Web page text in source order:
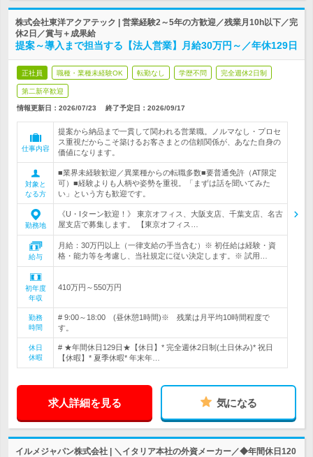
株式会社東洋アクアテック | 営業経験2～5年の方歓迎／残業月10h以下／完
休2日／賞与＋成果給
提案～導入まで担当する【法人営業】月給30万円～／年休129日
正社員 職種・業種未経験OK 転勤なし 学歴不問 完全週休2日制
第二新卒歓迎
情報更新日：2026/07/23 終了予定日： 2026/09/17
仕事内容
提案から納品まで一貫して関われる営業職。ノルマなし・プロセ
ス重視だからこそ築けるお客さまとの信頼関係が、あなた自身の
価値になります。
対象と
なる方
■業界未経験歓迎／異業種からの転職多数■要普通免許（AT限定
可）■経験よりも人柄や姿勢を重視。「まずは話を聞いてみた
い」という方も歓迎です。
勤務地
《U・Iターン歓迎！》 東京オフィス、大阪支店、千葉支店、名古
屋支店で募集します。 【東京オフィス…
給与
月給：30万円以上（一律支給の手当含む）※ 初任給は経験・資
格・能力等を考慮し、当社規定に従い決定します。※ 試用…
初年度
年収
410万円～550万円
勤務
時間
# 9:00～18:00 (昼休憩1時間)※ 残業は月平均10時間程度で
す。
休日
休暇
# ★年間休日129日★【休日】* 完全週休2日制(土日休み)* 祝日
【休暇】* 夏季休暇* 年末年…
求人詳細を見る 気になる
イルメジャパン株式会社 | ＼イタリア本社の外資メーカー／◆年間休日120